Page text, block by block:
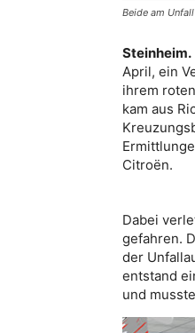
Beide am
Steinheim.
April, ein
ihrem
kam aus
Citroën.
Dabei
gefahren.
der
entstand
und